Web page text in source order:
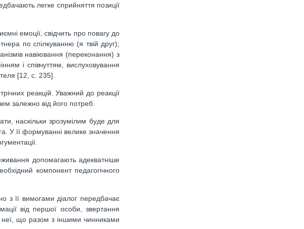
легке сприйняття позиції
емоції, свідчить про повагу до
по спілкуванню (я твій друг);
навіювання (переконання) з
і співчуттям, вислуховування
[12, с. 235].
реакцій. Уважний до реакції
залежно від його потреб.
наскільки зрозумілим буде для
У її формуванні велике значення
допомагають адекватніше
компонент педагогічного
її вимогами діалог передбачає
від першої особи, звертання
неї, що разом з іншими чинниками